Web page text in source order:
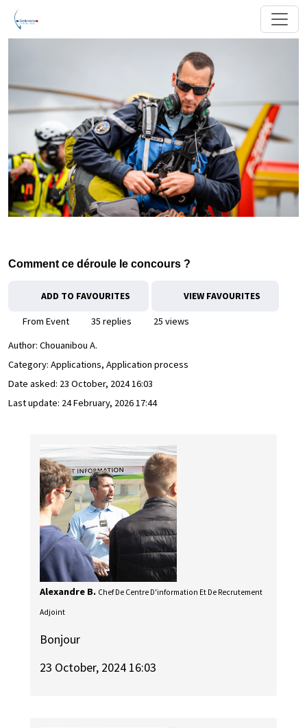
Comment ce déroule le concours ?
ADD TO FAVOURITES VIEW FAVOURITES
From Event 35 replies
25 views
Author: Chouanibou A.
Category: Applications, Application process
Date asked: 23 October, 2024 16:03
Last update: 24 February, 2026 17:44
Alexandre B. Chef De Centre D'information Et De Recrutement
Adjoint
Bonjour
23 October, 2024 16:03